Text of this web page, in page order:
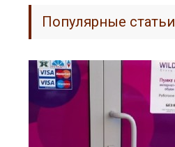
Популярные статьи